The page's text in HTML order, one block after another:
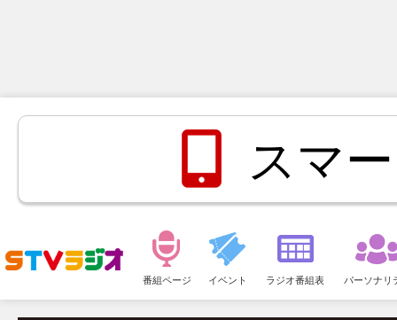
スマ
ュ
番組ページ イベント ラジオ番組表 パーソナリ